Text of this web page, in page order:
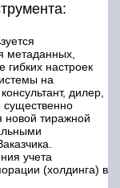
метаданных,
гибких настроек
на
дилер,
существенно
тиражной
учета
(холдинга) в